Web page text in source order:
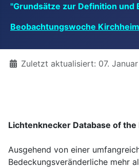
"Grundsätze zur Definition und
Beobachtungswoche Kirchheim
DetailsZuletzt aktualisiert: 07.
Lichtenknecker Database of the
Ausgehend von einer
Bedeckungsveränderliche mehr